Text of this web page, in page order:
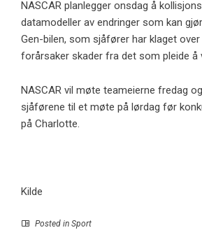
NASCAR planlegger onsdag å
datamodeller av endringer som kan
Gen-bilen, som sjåfører har klaget
forårsaker skader fra det som pleide å
NASCAR vil møte teameierne fredag
sjåførene til et møte på lørdag før
på Charlotte.
Kilde
Posted in Sport